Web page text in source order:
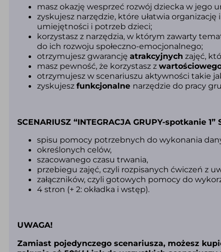
masz okazję wesprzeć rozwój dziecka w
zyskujesz narzędzie, które ułatwia
umiejętności i potrzebdzieci;
korzystasz z narzędzia,w którym zawarty
do ich rozwoju społeczno-emocjonalnego;
otrzymujesz gwarancjęatrakcyjnych zajęć,
masz pewność, że korzystasz z
otrzymujesz w scenariuszu aktywności takie
zyskujeszfunkcjonalne narzędzie do pracy
SCENARIUSZ “INTEGRACJA GRUPY-spotkanie 1”
spisu pomocy potrzebnych do wykonania
określonych celów,
szacowanego czasu trwania,
przebiegu zajęć,czyli rozpisanych ćwiczeń z
załączników, czyli gotowych pomocy do
4 stron (+ 2: okładka i wstęp).
UWAGA!
Zamiast pojedynczego scenariusza, możesz